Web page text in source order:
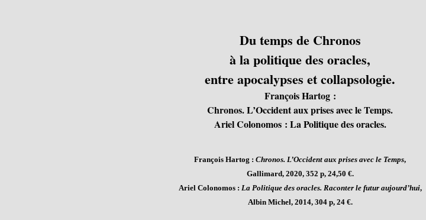
Du temps de Chronos
à la politique des oracles,
entre apocalypses et collapsologie.
François Hartog :
Chronos. L’Occident aux prises avec le Temps.
Ariel Colonomos : La Politique des oracles.
François Hartog : Chronos. L’Occident aux prises avec le Temps,
Gallimard, 2020, 352 p, 24,50 €.
Ariel Colonomos : La Politique des oracles. Raconter le futur aujourd’hui,
Albin Michel, 2014, 304 p, 24 €.